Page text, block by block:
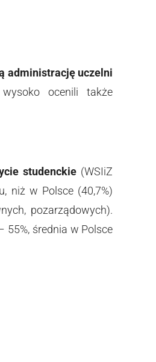
administrację uczelni
ocenili także
studenckie (WSIiZ
niż w Polsce (40,7%)
pozarządowych).
55%, średnia w Polsce